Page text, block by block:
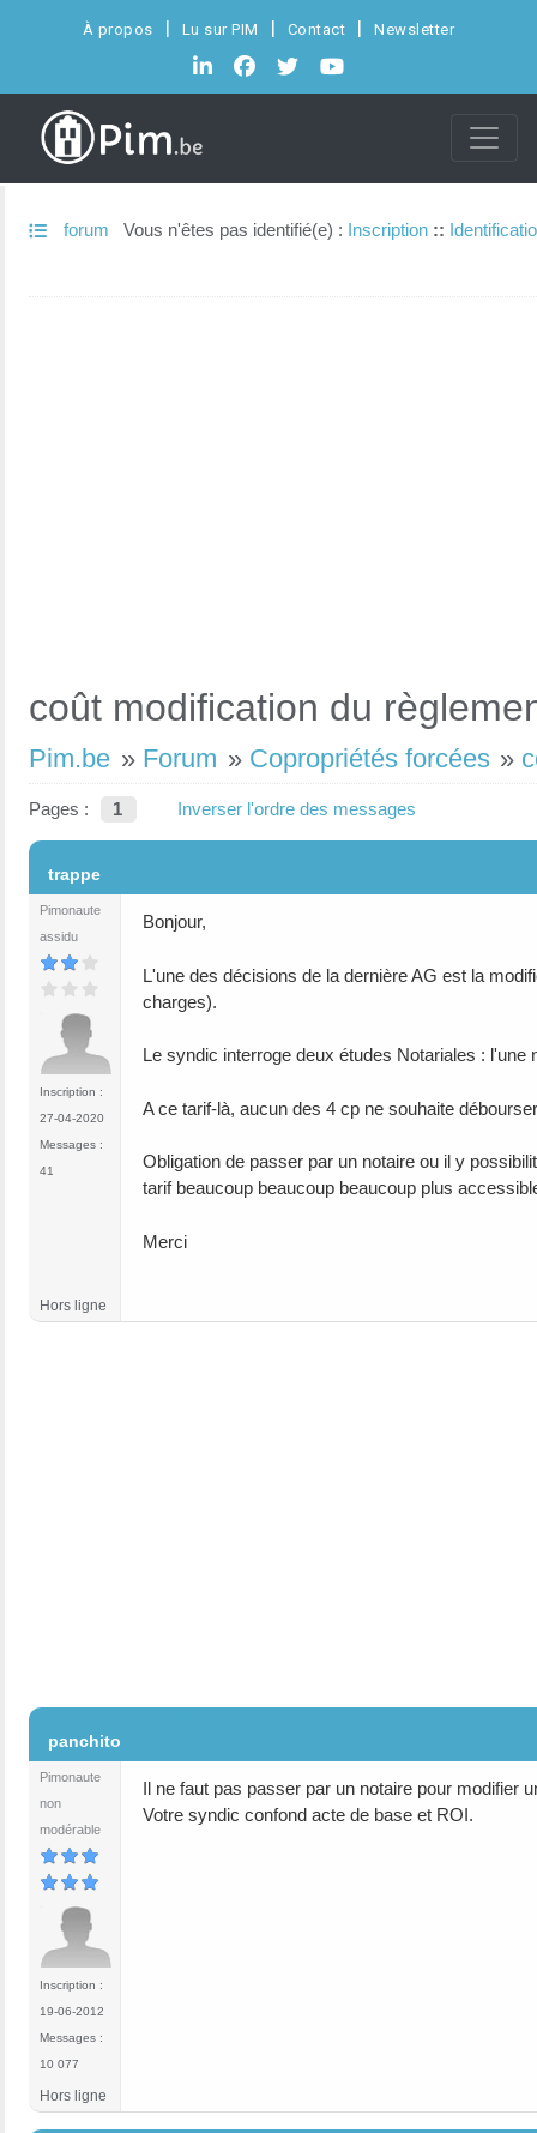
À propos Lu sur PIM Contact Newsletter
forum Vous n'êtes pas identifié(e) : Inscription ::
coût modification du
Pim.be » Forum » Copropriétés forcées »
Pages : 1 Inverser l'ordre des messages
trappe
Pimonaute
assidu
Inscription :
27-04-2020
Messages :
41
Bonjour,
L'une des décisions de la dernière AG est la
charges).
Le syndic interroge deux études Notariales :
A ce tarif-là, aucun des 4 cp ne souhaite
Obligation de passer par un notaire ou il y
tarif beaucoup beaucoup beaucoup plus
Merci
Hors ligne
panchito
Pimonaute
non
modérable
Inscription :
19-06-2012
Messages :
10 077
Il ne faut pas passer par un notaire pour modifier
Votre syndic confond acte de base et ROI.
Hors ligne